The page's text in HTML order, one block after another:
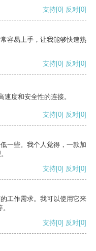
支持[0] 反对[0]
容易上手，让我能够快速熟
支持[0] 反对[0]
度和安全性的连接。
支持[0] 反对[0]
一些。我个人觉得，一款加
支持[0] 反对[0]
工作需求。我可以使用它来
支持[0] 反对[0]